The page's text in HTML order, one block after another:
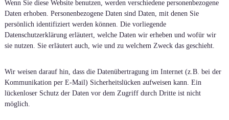
Wenn Sie diese Website benutzen, werden verschiedene personenbezogene
Daten erhoben. Personenbezogene Daten sind Daten, mit denen Sie
persönlich identifiziert werden können. Die vorliegende
Datenschutzerklärung erläutert, welche Daten wir erheben und wofür wir
sie nutzen. Sie erläutert auch, wie und zu welchem Zweck das geschieht.
Wir weisen darauf hin, dass die Datenübertragung im Internet (z.B. bei der
Kommunikation per E-Mail) Sicherheitslücken aufweisen kann. Ein
lückenloser Schutz der Daten vor dem Zugriff durch Dritte ist nicht
möglich.